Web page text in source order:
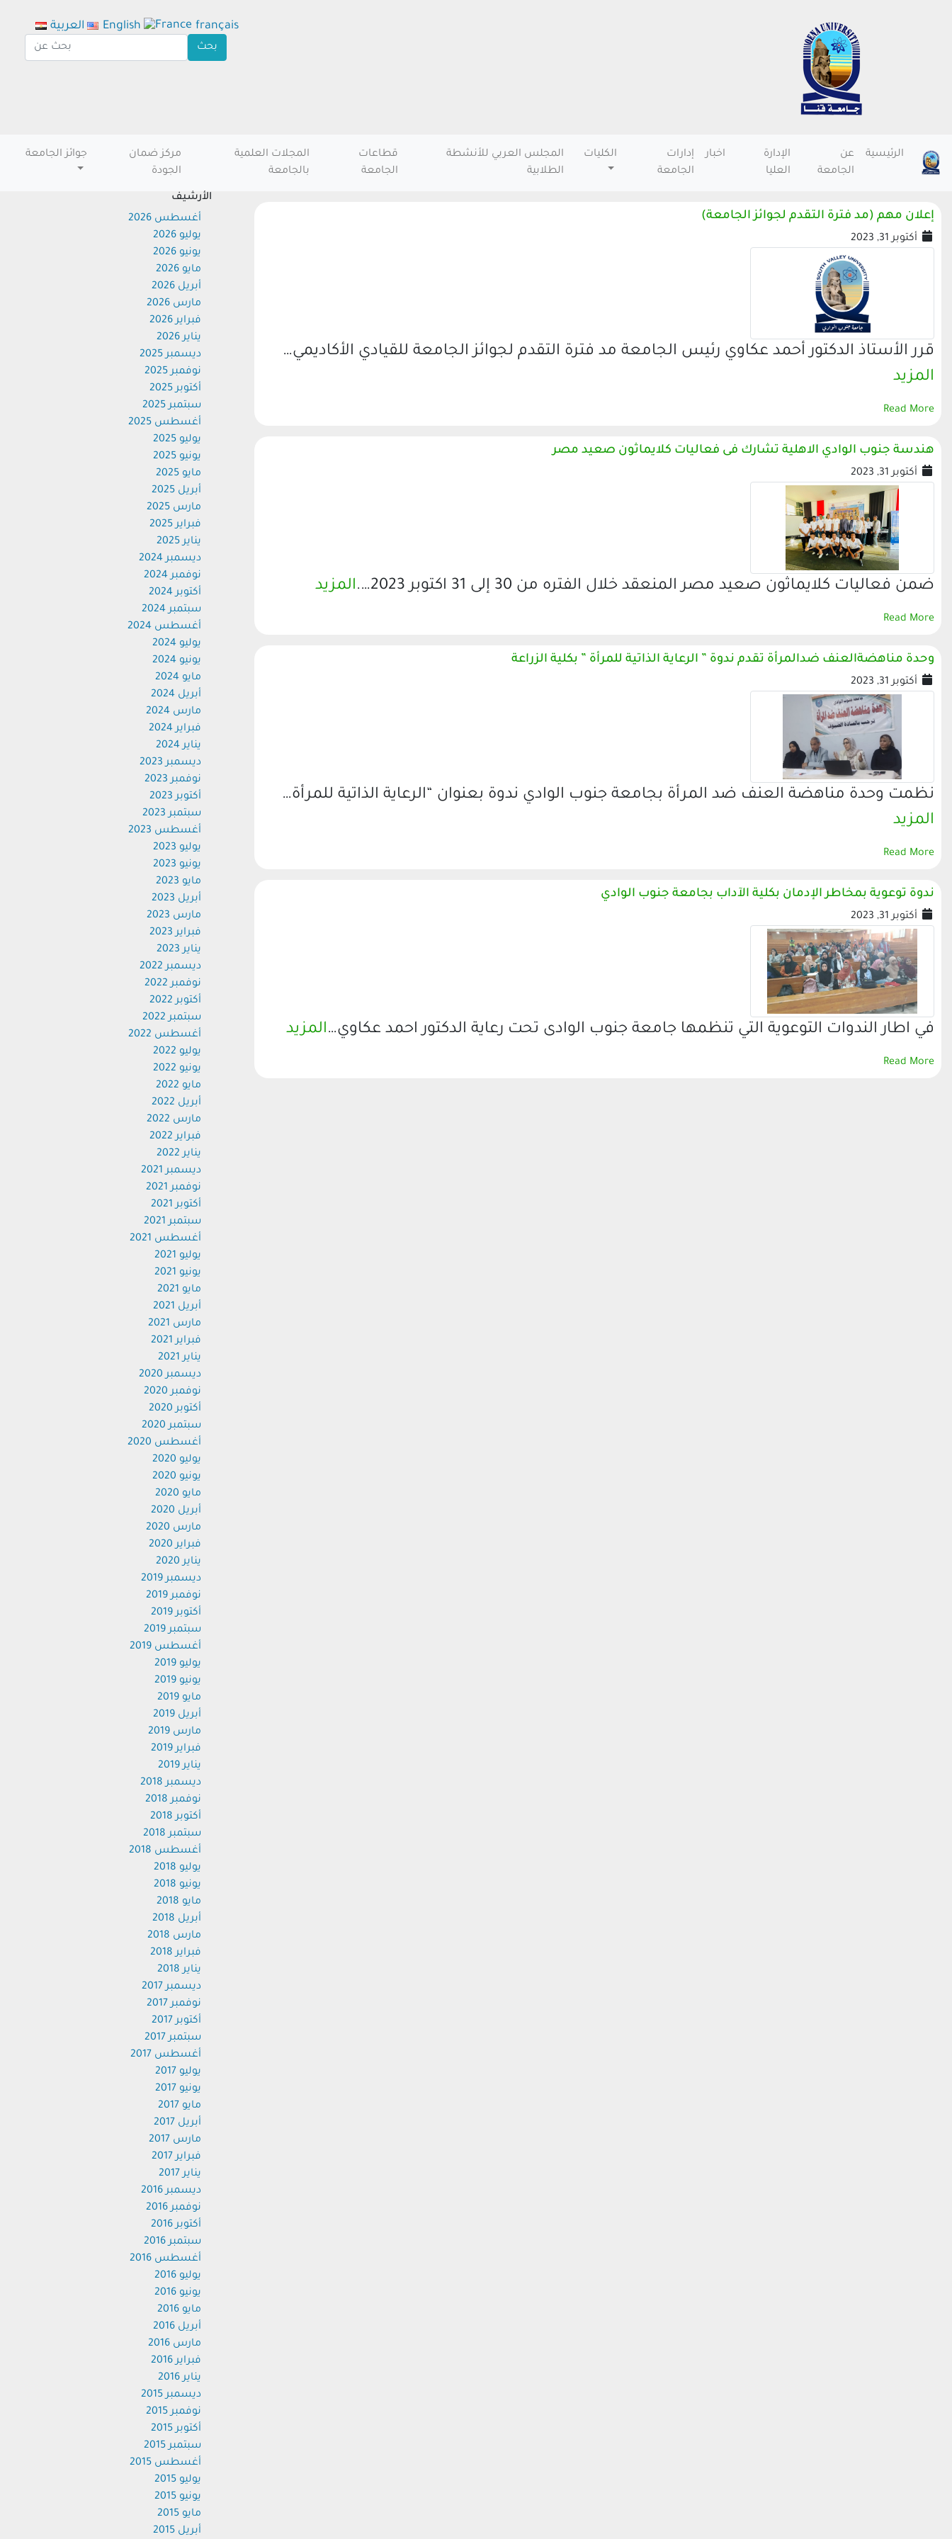
الرئيسية
عن
الجامعة
الإدارة
العليا
اخبار
إدارات
الجامعة
الكليات
المجلس العربي للأنشطة
الطلابية
قطاعات
الجامعة
المجلات العلمية
بالجامعة
مركز ضمان
الجودة
جوائز الجامعة
إعلان مهم (مد فترة التقدم لجوائز الجامعة)
أكتوبر 31, 2023
قرر الأستاذ الدكتور أحمد عكاوي رئيس الجامعة مد فترة التقدم لجوائز الجامعة للقيادي الأكاديمي…
المزيد
Read More
هندسة جنوب الوادي الاهلية تشارك فى فعاليات كلايماثون صعيد مصر
أكتوبر 31, 2023
ضمن فعاليات كلايماثون صعيد مصر المنعقد خلال الفتره من 30 إلى 31 اكتوبر 2023…. المزيد
Read More
وحدة مناهضةالعنف ضدالمرأة تقدم ندوة ” الرعاية الذاتية للمرأة ” بكلية الزراعة
أكتوبر 31, 2023
نظمت وحدة مناهضة العنف ضد المرأة بجامعة جنوب الوادي ندوة بعنوان “الرعاية الذاتية للمرأة…
المزيد
Read More
ندوة توعوية بمخاطر الإدمان بكلية الآداب بجامعة جنوب الوادي
أكتوبر 31, 2023
في اطار الندوات التوعوية التي تنظمها جامعة جنوب الوادى تحت رعاية الدكتور احمد عكاوي…المزيد
Read More
الأرشيف
أغسطس 2026
يوليو 2026
يونيو 2026
مايو 2026
أبريل 2026
مارس 2026
فبراير 2026
يناير 2026
ديسمبر 2025
نوفمبر 2025
أكتوبر 2025
سبتمبر 2025
أغسطس 2025
يوليو 2025
يونيو 2025
مايو 2025
أبريل 2025
مارس 2025
فبراير 2025
يناير 2025
ديسمبر 2024
نوفمبر 2024
أكتوبر 2024
سبتمبر 2024
أغسطس 2024
يوليو 2024
يونيو 2024
مايو 2024
أبريل 2024
مارس 2024
فبراير 2024
يناير 2024
ديسمبر 2023
نوفمبر 2023
أكتوبر 2023
سبتمبر 2023
أغسطس 2023
يوليو 2023
يونيو 2023
مايو 2023
أبريل 2023
مارس 2023
فبراير 2023
يناير 2023
ديسمبر 2022
نوفمبر 2022
أكتوبر 2022
سبتمبر 2022
أغسطس 2022
يوليو 2022
يونيو 2022
مايو 2022
أبريل 2022
مارس 2022
فبراير 2022
يناير 2022
ديسمبر 2021
نوفمبر 2021
أكتوبر 2021
سبتمبر 2021
أغسطس 2021
يوليو 2021
يونيو 2021
مايو 2021
أبريل 2021
مارس 2021
فبراير 2021
يناير 2021
ديسمبر 2020
نوفمبر 2020
أكتوبر 2020
سبتمبر 2020
أغسطس 2020
يوليو 2020
يونيو 2020
مايو 2020
أبريل 2020
مارس 2020
فبراير 2020
يناير 2020
ديسمبر 2019
نوفمبر 2019
أكتوبر 2019
سبتمبر 2019
أغسطس 2019
يوليو 2019
يونيو 2019
مايو 2019
أبريل 2019
مارس 2019
فبراير 2019
يناير 2019
ديسمبر 2018
نوفمبر 2018
أكتوبر 2018
سبتمبر 2018
أغسطس 2018
يوليو 2018
يونيو 2018
مايو 2018
أبريل 2018
مارس 2018
فبراير 2018
يناير 2018
ديسمبر 2017
نوفمبر 2017
أكتوبر 2017
سبتمبر 2017
أغسطس 2017
يوليو 2017
يونيو 2017
مايو 2017
أبريل 2017
مارس 2017
فبراير 2017
يناير 2017
ديسمبر 2016
نوفمبر 2016
أكتوبر 2016
سبتمبر 2016
أغسطس 2016
يوليو 2016
يونيو 2016
مايو 2016
أبريل 2016
مارس 2016
فبراير 2016
يناير 2016
ديسمبر 2015
نوفمبر 2015
أكتوبر 2015
سبتمبر 2015
أغسطس 2015
يوليو 2015
يونيو 2015
مايو 2015
أبريل 2015
العربية English français